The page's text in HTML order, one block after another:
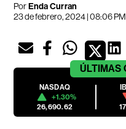
PorEnda Curran
23 de febrero, 2024 | 08:06 PM
ÚLTIMAS
NASDAQ
+1.30%
26,690.62